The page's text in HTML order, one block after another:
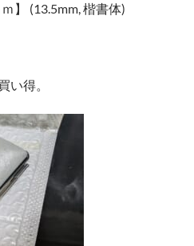
】 (13.5mm, 楷書体)
い得。